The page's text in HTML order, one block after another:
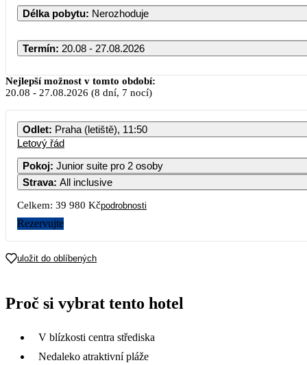
Délka pobytu: Nerozhoduje
Termín: 20.08 - 27.08.2026
Nejlepší možnost v tomto období:
20.08 - 27.08.2026 (8 dní, 7 nocí)
Odlet: Praha (letiště), 11:50
Letový řád
Pokoj: Junior suite pro 2 osoby
Strava: All inclusive
Celkem: 39 980 Kčpodrobnosti
Rezervujte
uložit do oblíbených
Proč si vybrat tento hotel
V blízkosti centra střediska
Nedaleko atraktivní pláže